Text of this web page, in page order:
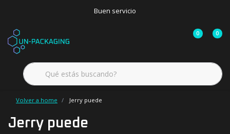
Buen servicio
0 0
Volver a home Jerry puede
Jerry puede